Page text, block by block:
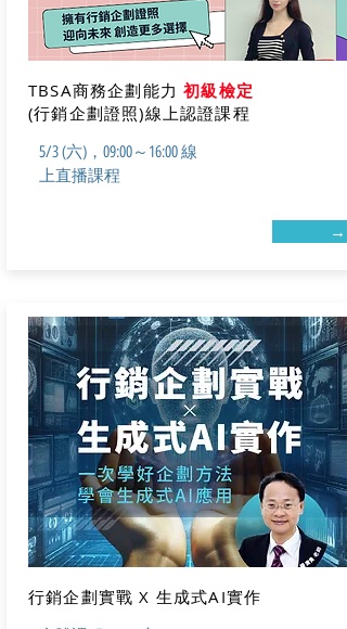
TBSA商務企劃能力初級檢定
(行銷企劃證照)線上認證課程
5/3 (六)，09:00～16:00 線
上直播課程
→
⾏銷企劃實戰 X ⽣成式AI實作